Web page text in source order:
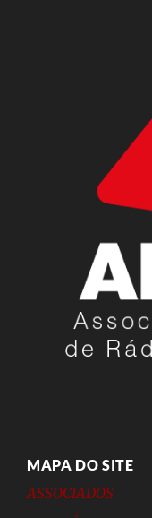
MAPA DO SITE
ASSOCIADOS